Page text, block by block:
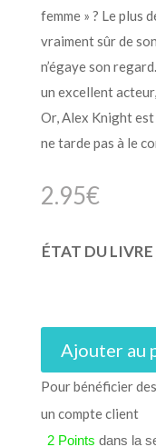
femme » ? Le plus
vraiment sûr de
n’égaye son
un excellent
Or, Alex Knight
ne tarde pas à le
2.95€
ÉTAT DU LIVRE
Ajouter au
Pour bénéficier
un compte client
2 Points dans la